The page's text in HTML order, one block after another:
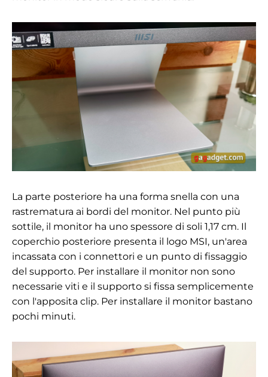
La parte posteriore ha una forma snella con una
rastrematura ai bordi del monitor. Nel punto più
sottile, il monitor ha uno spessore di soli 1,17 cm. Il
coperchio posteriore presenta il logo MSI, un'area
incassata con i connettori e un punto di fissaggio
del supporto. Per installare il monitor non sono
necessarie viti e il supporto si fissa semplicemente
con l'apposita clip. Per installare il monitor bastano
pochi minuti.